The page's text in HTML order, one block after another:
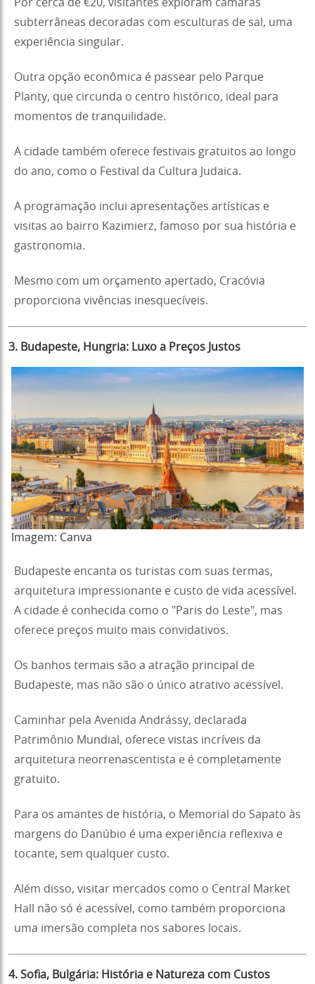
Por cerca de €20, visitantes exploram câmaras
subterrâneas decoradas com esculturas de sal, uma
experiência singular.
Outra opção econômica é passear pelo Parque
Planty, que circunda o centro histórico, ideal para
momentos de tranquilidade.
A cidade também oferece festivais gratuitos ao longo
do ano, como o Festival da Cultura Judaica.
A programação inclui apresentações artísticas e
visitas ao bairro Kazimierz, famoso por sua história e
gastronomia.
Mesmo com um orçamento apertado, Cracóvia
proporciona vivências inesquecíveis.
3. Budapeste, Hungria: Luxo a Preços Justos
Imagem: Canva
Budapeste encanta os turistas com suas termas,
arquitetura impressionante e custo de vida acessível.
A cidade é conhecida como o "Paris do Leste", mas
oferece preços muito mais convidativos.
Os banhos termais são a atração principal de
Budapeste, mas não são o único atrativo acessível.
Caminhar pela Avenida Andrássy, declarada
Patrimônio Mundial, oferece vistas incríveis da
arquitetura neorrenascentista e é completamente
gratuito.
Para os amantes de história, o Memorial do Sapato às
margens do Danúbio é uma experiência reflexiva e
tocante, sem qualquer custo.
Além disso, visitar mercados como o Central Market
Hall não só é acessível, como também proporciona
uma imersão completa nos sabores locais.
4. Sofia, Bulgária: História e Natureza com Custos